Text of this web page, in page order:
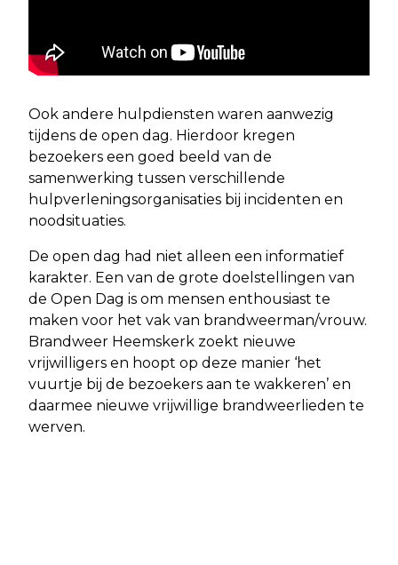
Ook andere hulpdiensten waren aanwezig
tijdens de open dag. Hierdoor kregen
bezoekers een goed beeld van de
samenwerking tussen verschillende
hulpverleningsorganisaties bij incidenten en
noodsituaties.
De open dag had niet alleen een informatief
karakter. Een van de grote doelstellingen van
de Open Dag is om mensen enthousiast te
maken voor het vak van brandweerman/vrouw.
Brandweer Heemskerk zoekt nieuwe
vrijwilligers en hoopt op deze manier ‘het
vuurtje bij de bezoekers aan te wakkeren’ en
daarmee nieuwe vrijwillige brandweerlieden te
werven.